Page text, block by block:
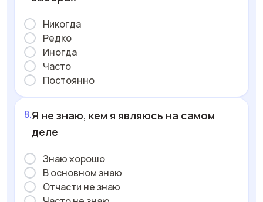
Никогда
Редко
Иногда
Часто
Постоянно
Я не знаю, кем я являюсь на самом
деле
Знаю хорошо
В основном знаю
Отчасти не знаю